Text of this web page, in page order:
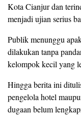
Kota Cianjur dan
menjadi ujian serius
Publik menunggu
dilakukan tanpa
kelompok kecil yang
Hingga berita ini
pengelola hotel
dugaan belum